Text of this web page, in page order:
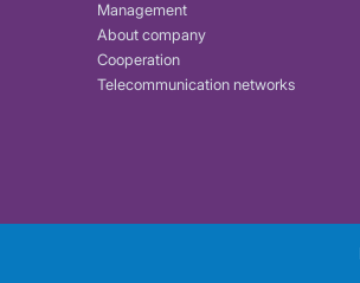
Management
About company
Cooperation
Telecommunication networks